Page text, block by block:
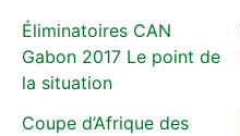
Éliminatoires CAN
Gabon 2017 Le point de
la situation
Coupe d’Afrique des